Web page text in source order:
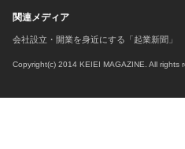
関連メディア
会社設立・開業を身近にする「起業新聞」
Copyright(c) 2014 KEIEI MAGAZINE. All rights